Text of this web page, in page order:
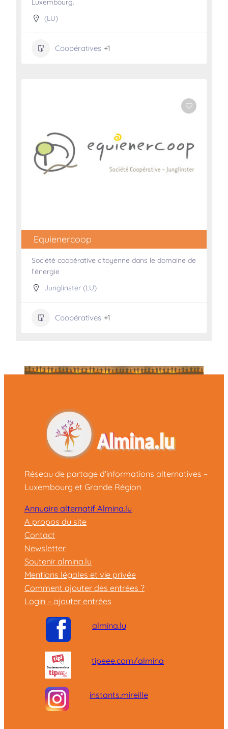
(LU)
Coopératives +1
Equienercoop
Société coopérative citoyenne dans le domaine de
l’énergie
Junglinster (LU)
Coopératives +1
Réseau de partage d'informations alternatives –
Luxembourg et Grande Région
Annuaire alternatif Almina.lu
A propos du site
Contact
Newsletter
Soutenir almina.lu
Mentions légales et vie privée
Comment ajouter des entrées ?
Login – ajouter entrées
almina.lu
tipeee.com/almina
instants.mireille